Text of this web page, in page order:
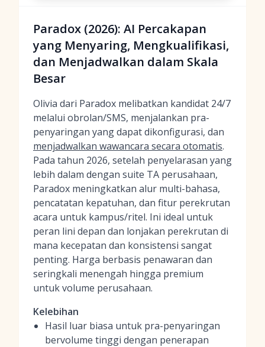
Paradox (2026): AI Percakapan
yang Menyaring, Mengkualifikasi,
dan Menjadwalkan dalam Skala
Besar
Olivia dari Paradox melibatkan kandidat 24/7
melalui obrolan/SMS, menjalankan pra-
penyaringan yang dapat dikonfigurasi, dan
menjadwalkan wawancara secara otomatis.
Pada tahun 2026, setelah penyelarasan yang
lebih dalam dengan suite TA perusahaan,
Paradox meningkatkan alur multi-bahasa,
pencatatan kepatuhan, dan fitur perekrutan
acara untuk kampus/ritel. Ini ideal untuk
peran lini depan dan lonjakan perekrutan di
mana kecepatan dan konsistensi sangat
penting. Harga berbasis penawaran dan
seringkali menengah hingga premium
untuk volume perusahaan.
Kelebihan
Hasil luar biasa untuk pra-penyaringan
bervolume tinggi dengan penerapan